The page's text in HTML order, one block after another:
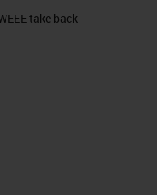
take back